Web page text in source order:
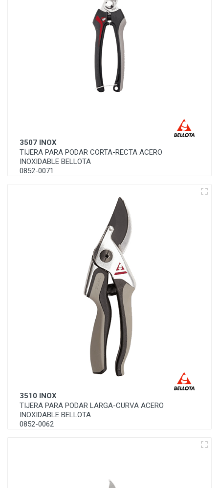
3507 INOX
TIJERA PARA PODAR CORTA-RECTA ACERO
INOXIDABLE BELLOTA
0852-0071
3510 INOX
TIJERA PARA PODAR LARGA-CURVA ACERO
INOXIDABLE BELLOTA
0852-0062